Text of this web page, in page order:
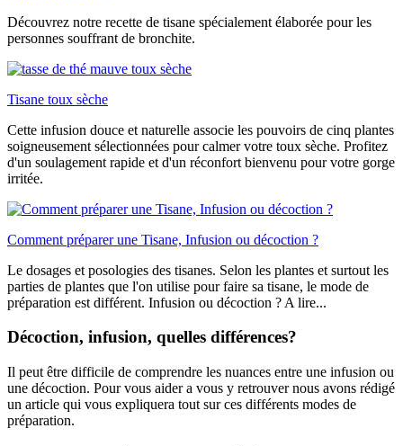
Découvrez notre recette de tisane spécialement élaborée pour les
personnes souffrant de bronchite.
Tisane toux sèche
Cette infusion douce et naturelle associe les pouvoirs de cinq plantes
soigneusement sélectionnées pour calmer votre toux sèche. Profitez
d'un soulagement rapide et d'un réconfort bienvenu pour votre gorge
irritée.
Comment préparer une Tisane, Infusion ou décoction ?
Le dosages et posologies des tisanes. Selon les plantes et surtout les
parties de plantes que l'on utilise pour faire sa tisane, le mode de
préparation est différent. Infusion ou décoction ? A lire...
Décoction, infusion, quelles différences?
Il peut être difficile de comprendre les nuances entre une infusion ou
une décoction. Pour vous aider a vous y retrouver nous avons rédigé
un article qui vous expliquera tout sur ces différents modes de
préparation.